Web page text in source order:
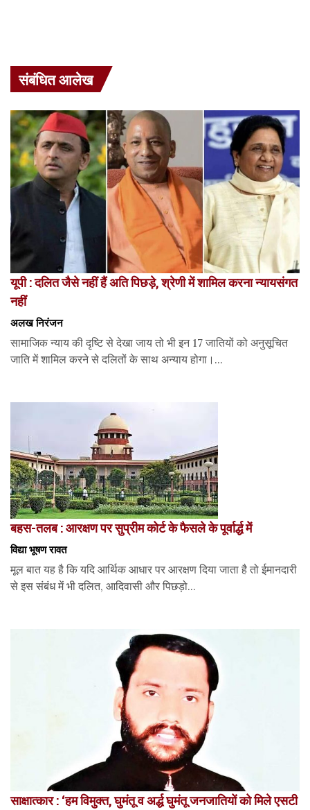
संबंधित आलेख
यूपी : दलित जैसे नहीं हैं अति पिछड़े, श्रेणी में शामिल करना न्यायसंगत
नहीं
अलख निरंजन
सामाजिक न्याय की दृष्टि से देखा जाय तो भी इन 17 जातियों को अनुसूचित
जाति में शामिल करने से दलितों के साथ अन्याय होगा।...
बहस-तलब : आरक्षण पर सुप्रीम कोर्ट के फैसले के पूर्वार्द्ध में
विद्या भूषण रावत
मूल बात यह है कि यदि आर्थिक आधार पर आरक्षण दिया जाता है तो ईमानदारी
से इस संबंध में भी दलित, आदिवासी और पिछड़ो...
साक्षात्कार : ‘हम विमुक्त, घुमंतू व अर्द्ध घुमंतू जनजातियों को मिले एसटी